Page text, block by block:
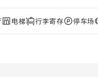
即时通信。 为了方便入住和
开，您可以在办理入住前预订机
送服务。 使用住宿提供的交
务，在伦敦自在游玩。住宿为
电梯 行李寄存 停车场